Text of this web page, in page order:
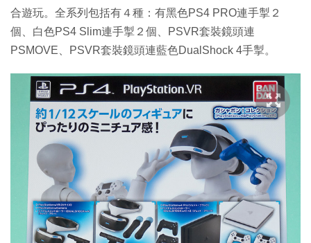
合遊玩。全系列包括有４種：有黑色PS4 PRO連手掣２
個、白色PS4 Slim連手掣２個、PSVR套裝鏡頭連
PSMOVE、PSVR套裝鏡頭連藍色DualShock 4手掣。